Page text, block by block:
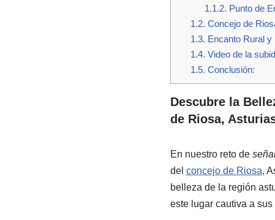
1.1.2. Punto de
1.2. Concejo de
1.3. Encanto Rural y
1.4. Video de la
1.5. Conclusión:
Descubre la
de Riosa,
En nuestro reto de
del concejo de Riosa,
belleza de la región
este lugar cautiva a